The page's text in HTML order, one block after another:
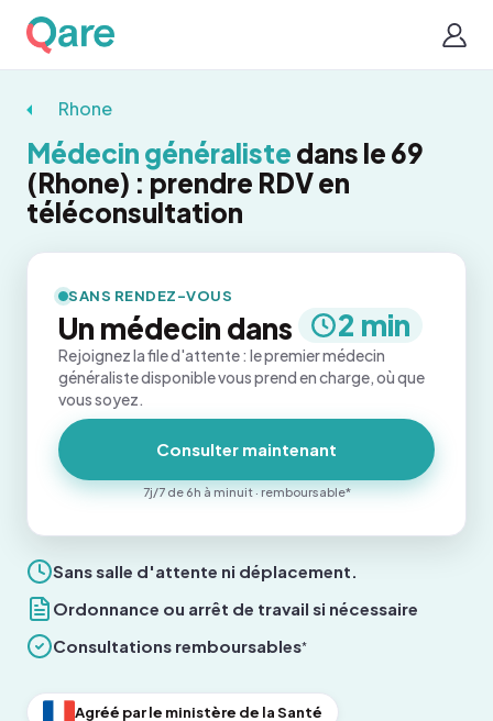
Rhone
Médecin généraliste dans le 69
(Rhone) : prendre RDV en
téléconsultation
Sans salle d'attente ni déplacement.
Ordonnance ou arrêt de travail si nécessaire
Consultations remboursables*
Agréé par le ministère de la Santé
SANS RENDEZ-VOUS
Un médecin dans 2 min
Rejoignez la file d'attente : le premier médecin
généraliste disponible vous prend en charge, où que
vous soyez.
Consulter maintenant
7j/7 de 6h à minuit · remboursable*